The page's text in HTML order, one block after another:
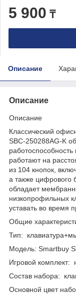
5 900 ₸
Описание
Описание
Описание
Классический
SBC-250288AG-K
работают на
из 104 кнопок,
а также цифрового
обладает
низкопрофильных
уставать во время
Общие
Тип:
Модель: Smartbuy
Игровой комплект:
Состав набора:
Основной цвет